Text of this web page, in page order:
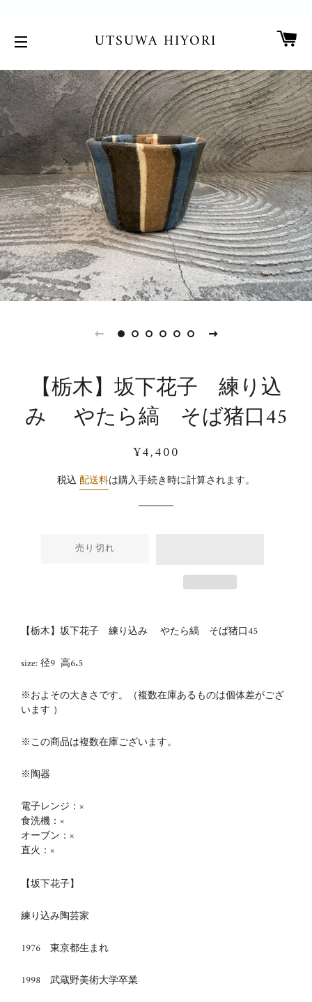
UTSUWA HIYORI
【栃木】坂下花子 練り込
み やたら縞 そば猪口45
通
価
販
価
¥4,400
税込 配送料は購入手続き時に計算されます。
売り切れ
【栃木】坂下花子 練り込み やたら縞 そば猪口45
size: 径9 高6.5
※およその大きさです。（複数在庫あるものは個体差がござ
います ）
※この商品は複数在庫ございます。
※陶器
電子レンジ：×
食洗機：×
オーブン：×
直火：×
【坂下花子】
練り込み陶芸家
1976 東京都生まれ
1998 武蔵野美術大学卒業